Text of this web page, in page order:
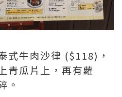
式牛肉沙律 ($118)，
青瓜片上，再有蘿
。